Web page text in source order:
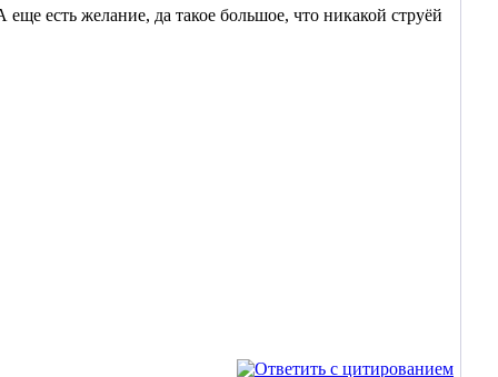
есть желание, да такое большое, что никакой струёй